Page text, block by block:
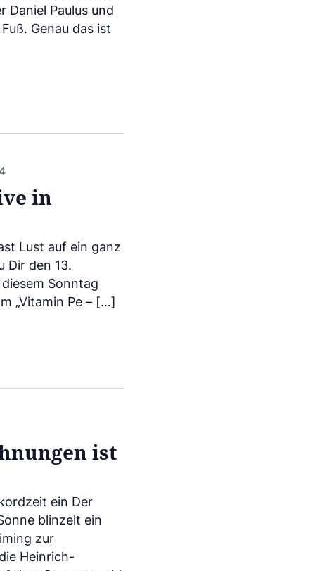
Daniel Paulus und
Genau das ist
in
Lust auf ein ganz
Dir den 13.
Sonntag
„Vitamin Pe – […]
ist
ein Der
blinzelt ein
zur
Heinrich-